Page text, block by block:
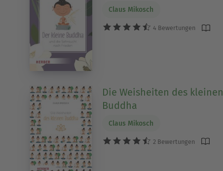
Claus Mikosch
4 Bewertungen
Die Weisheiten des kleinen
Buddha
Claus Mikosch
2 Bewertungen